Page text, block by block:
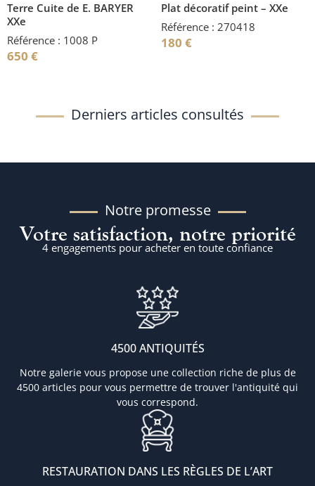
Terre Cuite de E. BARYER
XXe
Référence : 1008 P
650 €
Plat décoratif peint – XXe
Référence : 270418
180 €
Derniers articles consultés
Notre promesse
Votre satisfaction, notre priorité
4 engagements pour acheter en toute confiance
4500 ANTIQUITÉS
Notre galerie vous propose une collection riche de plus de
4500 articles pour vous permettre de trouver l'antiquité qui
vous correspond.
RESTAURATION DANS LES RÈGLES DE L’ART